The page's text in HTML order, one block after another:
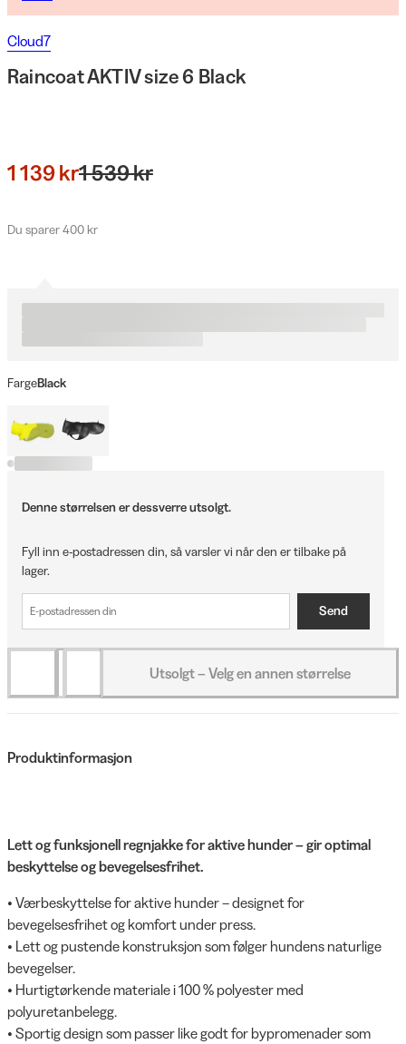
Cloud7
Raincoat AKTIV size 6 Black
1 139 kr1 539 kr
Du sparer 400 kr
FargeBlack
Denne størrelsen er dessverre utsolgt.
Fyll inn e-postadressen din, så varsler vi når den er tilbake på
lager.
Send
Utsolgt – Velg en annen størrelse
Produktinformasjon
Lett og funksjonell regnjakke for aktive hunder – gir optimal
beskyttelse og bevegelsesfrihet.
• Værbeskyttelse for aktive hunder – designet for
bevegelsesfrihet og komfort under press.
• Lett og pustende konstruksjon som følger hundens naturlige
bevegelser.
• Hurtigtørkende materiale i 100 % polyester med
polyuretanbelegg.
• Sportig design som passer like godt for bypromenader som